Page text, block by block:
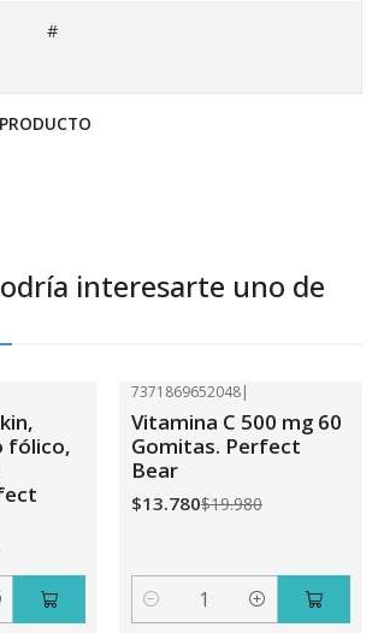
#
interesarte uno de
fólico,
7371869652048|
Vitamina C 500 mg 60
Gomitas. Perfect
Bear
$13.780$19.980
Cantidad